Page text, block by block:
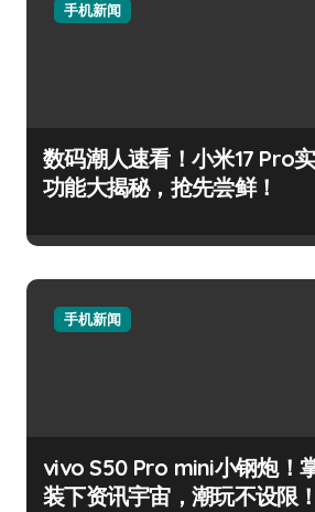
手机新闻
数码潮人速看！小米17 Pro
功能大揭秘，抢先尝鲜！
手机新闻
vivo S50 Pro mini小钢炮！
装下资讯宇宙，潮玩不设限！